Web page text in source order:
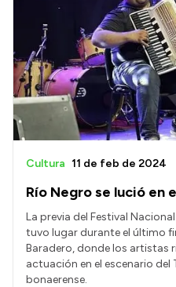
Río Negro se lució en
Cultura 11 de feb de 2024
La previa del Festival
tuvo lugar durante el último
Baradero, donde los artistas
actuación en el escenario
bonaerense.